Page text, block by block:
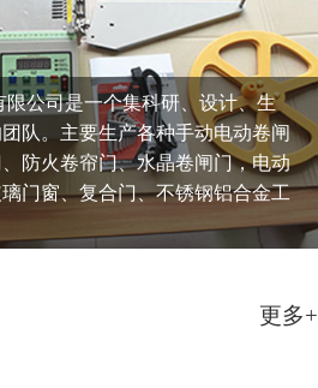
公司是一个集科研、设计、生
队。主要生产各种手动电动卷闸
防火卷帘门、水晶卷闸门，电动
门窗、复合门、不锈钢铝合金工
材料采购，生产，出货严格控
标淮。坚持“以质量求生存，以科
支撑、规模经营的战略思想；以
续奋斗、拼搏进取、再创佳绩。
大用户光临洽谈和合作，共建鸿
更多+